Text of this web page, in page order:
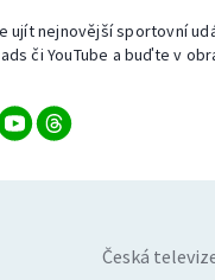
ujít nejnovější sportovní
či YouTube a buďte v
Česká